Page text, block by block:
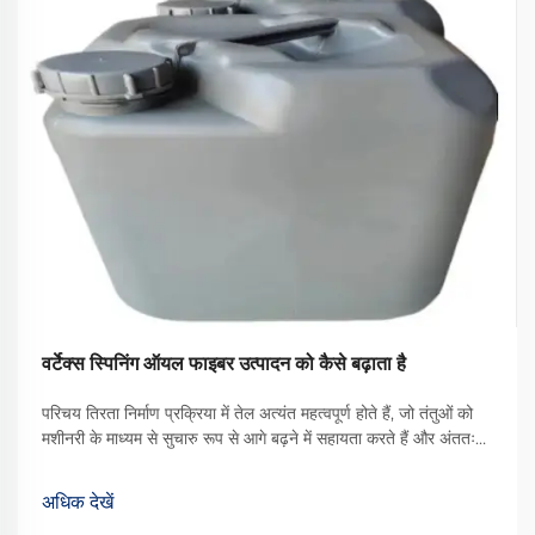
वर्टेक्स स्पिनिंग ऑयल फाइबर उत्पादन को कैसे बढ़ाता है
परिचय तिरता निर्माण प्रक्रिया में तेल अत्यंत महत्वपूर्ण होते हैं, जो तंतुओं को
मशीनरी के माध्यम से सुचारु रूप से आगे बढ़ने में सहायता करते हैं और अंततः
वॉर्टेक्स स्पिनिंग ऑयल एक प्रकार का ... बन गया है
अधिक देखें